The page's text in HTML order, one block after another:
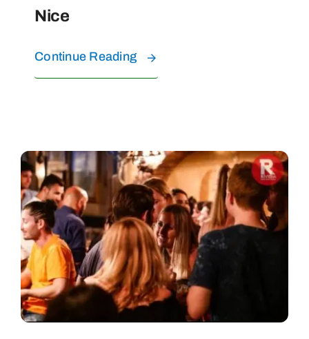
Nice
Continue Reading